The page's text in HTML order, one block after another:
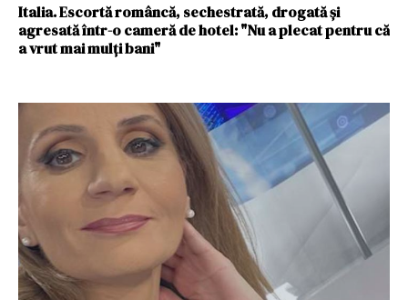
Italia. Escortă româncă, sechestrată, drogată și
agresată într-o cameră de hotel: "Nu a plecat pentru că
a vrut mai mulți bani"